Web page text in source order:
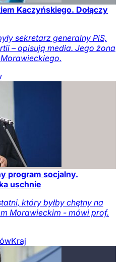
Kaczyńskiego. Dołączy
sekretarz generalny PiS,
– opisują media. Jego żona
program socjalny.
uschnie
który byłby chętny na
Morawieckim - mówi prof.
Kraj